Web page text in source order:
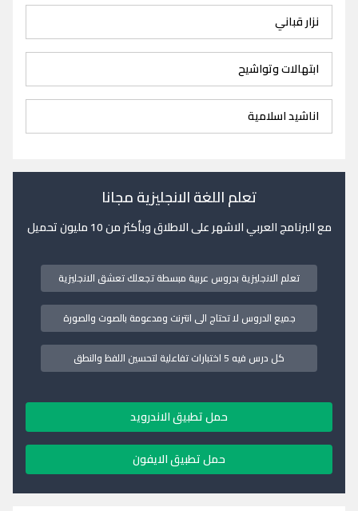
نزار قباني
ابتهالات وتواشيح
اناشيد اسلامية
تعلم اللغة الانجليزية مجانا
مع البرنامج العربي الاشهر على الاطلاق وبأكثر من 10 مليون تحميل
تعلم الانجليزية بدروس عربية مبسطة تجعلك تعشق الانجليزية
جميع الدروس لا تحتاج الى انترنت ومدعومة بالصوت والصورة
كل درس فيه 5 اختبارات تفاعلية لتحسين اللفظ والنطق
حمل تطبيق الاندرويد
حمل تطبيق الايفون